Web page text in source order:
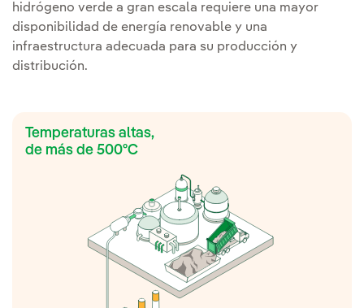
hidrógeno verde a gran escala requiere una mayor
disponibilidad de energía renovable y una
infraestructura adecuada para su producción y
distribución.
Temperaturas altas,
de más de 500ºC